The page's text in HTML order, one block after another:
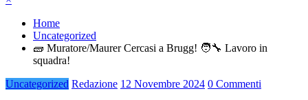
Home
Uncategorized
🧱 Muratore/Maurer Cercasi a Brugg! 🧑‍🔧 Lavoro in
squadra!
Uncategorized Redazione 12 Novembre 2024 0 Commenti